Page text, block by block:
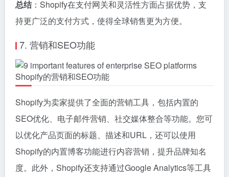
总结：Shopify在支付网关和灵活性方面占据优势，支
持更广泛的支付方式，使得全球销售更为方便。
7. 营销和SEO功能
Shopify的营销和SEO功能
Shopify为卖家提供了全面的营销工具，包括内置的
SEO优化、电子邮件营销、社交媒体整合等功能。您可
以优化产品页面的标题、描述和URL，还可以使用
Shopify的内置博客功能进行内容营销，提升品牌知名
度。此外，Shopify还支持通过Google Analytics等工具